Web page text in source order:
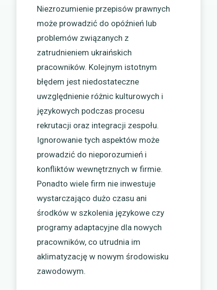
Niezrozumienie przepisów prawnych
może prowadzić do opóźnień lub
problemów związanych z
zatrudnieniem ukraińskich
pracowników. Kolejnym istotnym
błędem jest niedostateczne
uwzględnienie różnic kulturowych i
językowych podczas procesu
rekrutacji oraz integracji zespołu.
Ignorowanie tych aspektów może
prowadzić do nieporozumień i
konfliktów wewnętrznych w firmie.
Ponadto wiele firm nie inwestuje
wystarczająco dużo czasu ani
środków w szkolenia językowe czy
programy adaptacyjne dla nowych
pracowników, co utrudnia im
aklimatyzację w nowym środowisku
zawodowym.